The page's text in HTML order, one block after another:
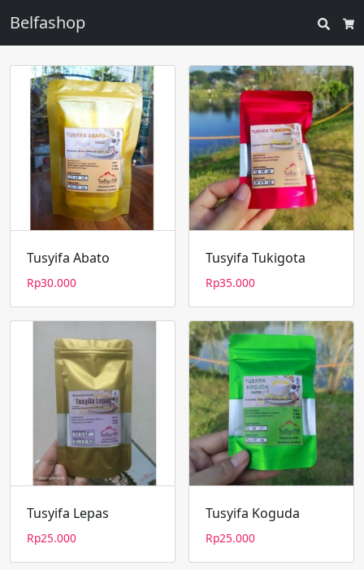
Belfashop
Tusyifa Abato
Rp30.000
Tusyifa Tukigota
Rp35.000
Tusyifa Lepas
Rp25.000
Tusyifa Koguda
Rp25.000